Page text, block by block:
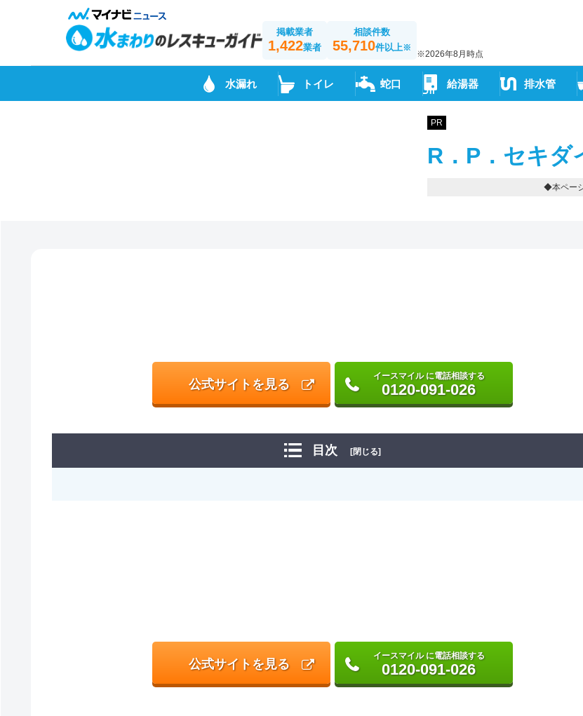
掲載業者
1,422業者
相談件数
55,710件以上※
※2026年8月時点
水漏れ トイレ 蛇口 給湯器 排水管
PR
R．P．セキダ
◆本ペー
公式サイトを見る
イースマイル に電話相談する
0120-091-026
目次 [閉じる]
公式サイトを見る
イースマイル に電話相談する
0120-091-026